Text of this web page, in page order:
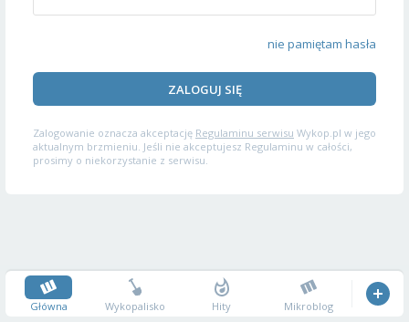
nie pamiętam hasła
ZALOGUJ SIĘ
Zalogowanie oznacza akceptację Regulaminu serwisu Wykop.pl w jego
aktualnym brzmieniu. Jeśli nie akceptujesz Regulaminu w całości,
prosimy o niekorzystanie z serwisu.
Główna Wykopalisko Hity Mikroblog